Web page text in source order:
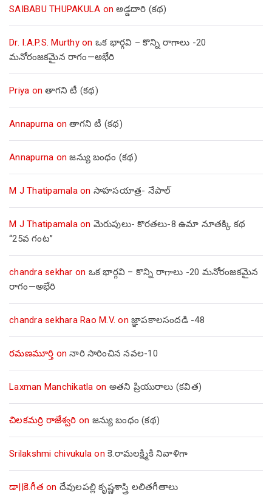
SAIBABU THUPAKULA onఅడ్డదారి (కథ)
Dr. I.A.P.S. Murthyon ఒక భార్గవి – కొన్ని రాగాలు -20
మనోరంజకమైన రాగం—అభేరి
Priya onతాగని టీ (కథ)
Annapurna onతాగని టీ (కథ)
Annapurna onజన్యు బంధం (కథ)
M J Thatipamalaon సాహసయాత్ర- నేపాల్‌
M J Thatipamalaon మెరుపులు- కొరతలు-8 ఉమా నూతక్కి కథ
“25వ గంట”
chandra sekhar on ఒక భార్గవి – కొన్ని రాగాలు -20 మనోరంజకమైన
రాగం—అభేరి
chandra sekhara Rao M.V. on జ్ఞాపకాలసందడి -48
రమణమూర్తి onనారి సారించిన నవల-10
Laxman Manchikatla on అతని ప్రియురాలు (కవిత)
చిలకమర్రి రాజేశ్వరి on జన్యు బంధం (కథ)
Srilakshmi chivukula on కె.రామలక్ష్మికి నివాళిగా
డా||కె.గీత on దేవులపల్లి కృష్ణశాస్త్రి లలితగీతాలు